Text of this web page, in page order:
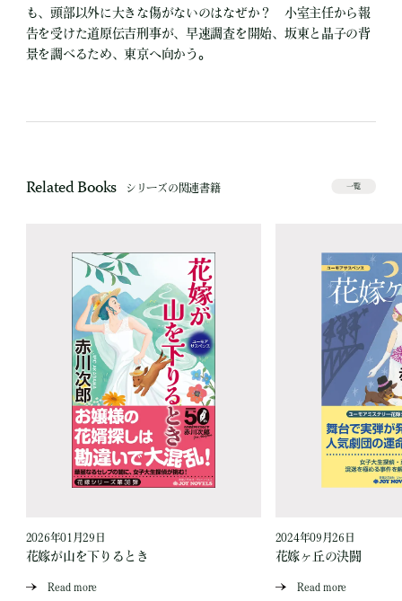
も、頭部以外に大きな傷がないのはなぜか？ 小室主任から報
告を受けた道原伝吉刑事が、早速調査を開始、坂東と晶子の背
景を調べるため、東京へ向かう。
Related Books シリーズの関連書籍 一覧
2026年01月29日
花嫁が山を下りるとき
Read more
2024年09月26日
花嫁ヶ丘の決闘
Read more